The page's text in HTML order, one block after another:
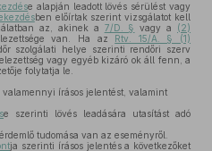
e alapján leadott lövés sérülést vagy
ben előírtak szerint vizsgálatot kell
az, akinek a 7/D. § vagy a (2)
van. Ha az Rtv. 15/A. § (1)
szolgálati helye szerinti rendőri szerv
vagy egyéb kizáró ok áll fenn, a
folytatja le.
valamennyi írásos jelentést, valamint
e szerinti lövés leadására utasítást adó
tudomása van az eseményről.
ja szerinti írásos jelentés a következőket